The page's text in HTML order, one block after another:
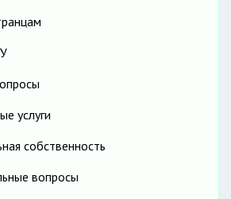
услуги
собственность
вопросы